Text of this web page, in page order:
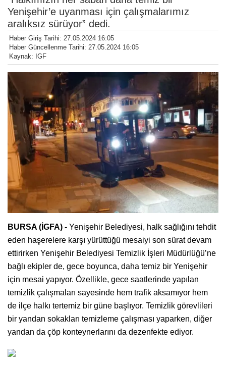
Yenişehir’e uyanması için çalışmalarımız
aralıksız sürüyor” dedi.
Haber Giriş Tarihi: 27.05.2024 16:05
Haber Güncellenme Tarihi: 27.05.2024 16:05
Kaynak: IGF
BURSA (İGFA) - Yenişehir Belediyesi, halk sağlığını tehdit
eden haşerelere karşı yürüttüğü mesaiyi son sürat devam
ettirirken Yenişehir Belediyesi Temizlik İşleri Müdürlüğü’ne
bağlı ekipler de, gece boyunca, daha temiz bir Yenişehir
için mesai yapıyor. Özellikle, gece saatlerinde yapılan
temizlik çalışmaları sayesinde hem trafik aksamıyor hem
de ilçe halkı tertemiz bir güne başlıyor. Temizlik görevlileri
bir yandan sokakları temizleme çalışması yaparken, diğer
yandan da çöp konteynerlarını da dezenfekte ediyor.